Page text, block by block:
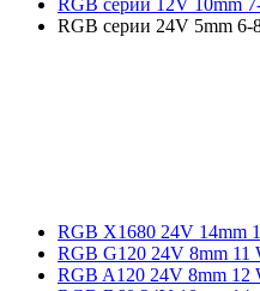
RGB серии 24V 5mm 6-
RGB X1680 24V 14mm
RGB G120 24V 8mm 11
RGB A120 24V 8mm 12